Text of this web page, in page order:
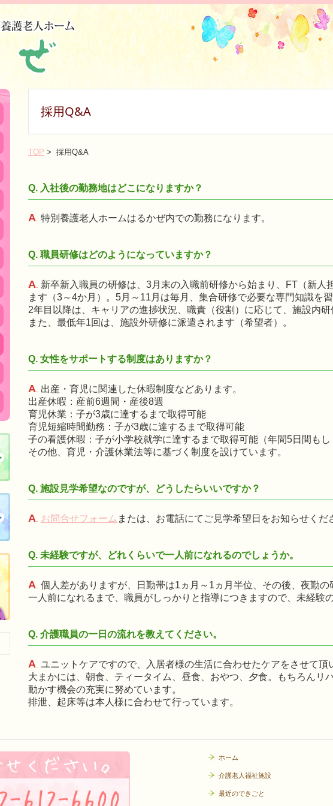
採用Q&A
TOP > 採用Q&A
Q. 入社後の勤務地はどこになりますか？
A. 特別養護老人ホームはるかぜ内での勤務になります。
Q. 職員研修はどのようになっていますか？
A. 新卒新入職員の研修は、3月末の入職前研修から始まり、FT（新人
ます（3～4か月）。5月～11月は毎月、集合研修で必要な専門知識を習
2年目以降は、キャリアの進捗状況、職責（役割）に応じて、施設内研
また、最低年1回は、施設外研修に派遣されます（希望者）。
Q. 女性をサポートする制度はありますか？
A. 出産・育児に関連した休暇制度などあります。
出産休暇：産前6週間・産後8週
育児休業：子が3歳に達するまで取得可能
育児短縮時間勤務：子が3歳に達するまで取得可能
子の看護休暇：子が小学校就学に達するまで取得可能（年間5日間もし
その他、育児・介護休業法等に基づく制度を設けています。
Q. 施設見学希望なのですが、どうしたらいいですか？
A. お問合せフォーム または、お電話にてご見学希望日をお知らせくだ
Q. 未経験ですが、どれくらいで一人前になれるのでしょうか。
A. 個人差がありますが、日勤帯は1ヵ月～1ヵ月半位、その後、夜勤の
一人前になれるまで、職員がしっかりと指導につきますので、未経験
Q. 介護職員の一日の流れを教えてください。
A. ユニットケアですので、入居者様の生活に合わせたケアをさせて頂
大まかには、朝食、ティータイム、昼食、おやつ、夕食。もちろんリ
動かす機会の充実に努めています。
排泄、起床等は本人様に合わせて行っています。
ホーム
介護老人福祉施設
最近のできごと